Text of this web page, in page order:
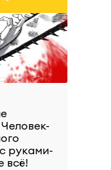
руками-
всё!